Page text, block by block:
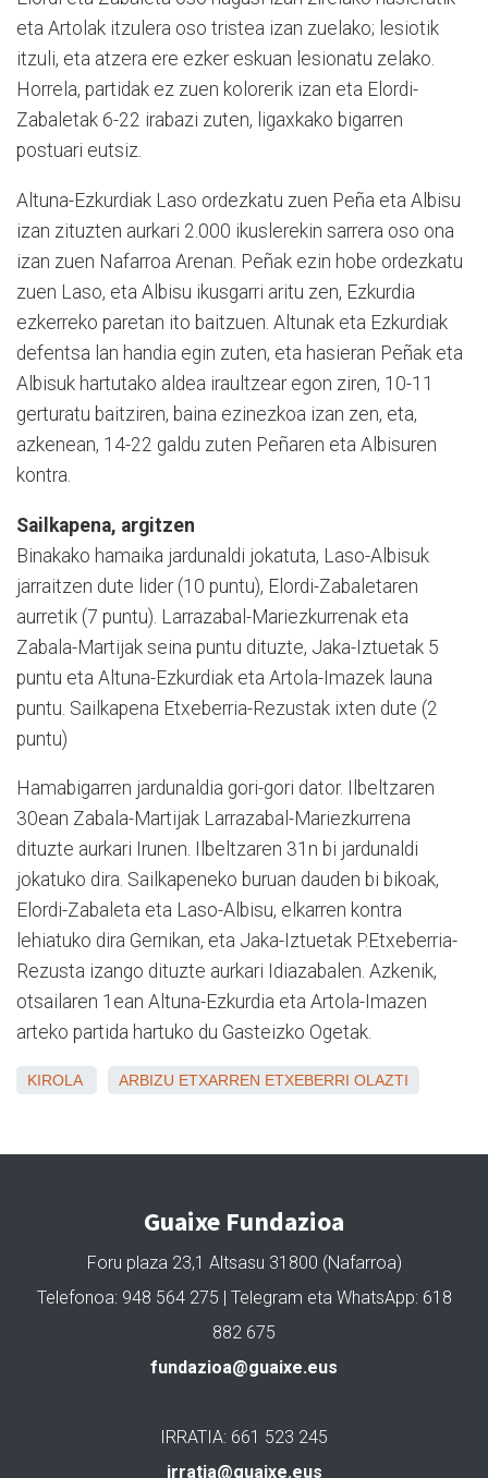
eta Artolak itzulera oso tristea izan zuelako; lesiotik
itzuli, eta atzera ere ezker eskuan lesionatu zelako.
Horrela, partidak ez zuen kolorerik izan eta Elordi-
Zabaletak 6-22 irabazi zuten, ligaxkako bigarren
postuari eutsiz.
Altuna-Ezkurdiak Laso ordezkatu zuen Peña eta Albisu
izan zituzten aurkari 2.000 ikuslerekin sarrera oso ona
izan zuen Nafarroa Arenan. Peñak ezin hobe ordezkatu
zuen Laso, eta Albisu ikusgarri aritu zen, Ezkurdia
ezkerreko paretan ito baitzuen. Altunak eta Ezkurdiak
defentsa lan handia egin zuten, eta hasieran Peñak eta
Albisuk hartutako aldea iraultzear egon ziren, 10-11
gerturatu baitziren, baina ezinezkoa izan zen, eta,
azkenean, 14-22 galdu zuten Peñaren eta Albisuren
kontra.
Sailkapena, argitzen
Binakako hamaika jardunaldi jokatuta, Laso-Albisuk
jarraitzen dute lider (10 puntu), Elordi-Zabaletaren
aurretik (7 puntu). Larrazabal-Mariezkurrenak eta
Zabala-Martijak seina puntu dituzte, Jaka-Iztuetak 5
puntu eta Altuna-Ezkurdiak eta Artola-Imazek launa
puntu. Sailkapena Etxeberria-Rezustak ixten dute (2
puntu)
Hamabigarren jardunaldia gori-gori dator. Ilbeltzaren
30ean Zabala-Martijak Larrazabal-Mariezkurrena
dituzte aurkari Irunen. Ilbeltzaren 31n bi jardunaldi
jokatuko dira. Sailkapeneko buruan dauden bi bikoak,
Elordi-Zabaleta eta Laso-Albisu, elkarren kontra
lehiatuko dira Gernikan, eta Jaka-Iztuetak P.Etxeberria-
Rezusta izango dituzte aurkari Idiazabalen. Azkenik,
otsailaren 1ean Altuna-Ezkurdia eta Artola-Imazen
arteko partida hartuko du Gasteizko Ogetak.
KIROLA ARBIZU ETXARREN ETXEBERRI OLAZTI
Guaixe Fundazioa
Foru plaza 23,1 Altsasu 31800 (Nafarroa)
Telefonoa: 948 564 275 | Telegram eta WhatsApp: 618
882 675
fundazioa@guaixe.eus
IRRATIA: 661 523 245
irratia@guaixe.eus